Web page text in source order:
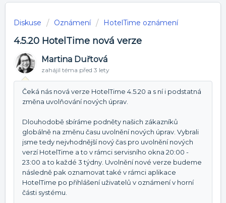
Diskuse Oznámení HotelTime oznámení
4.5.20 HotelTime nová verze
Martina Duřtová
zahájil téma před 3 lety
Čeká nás nová verze HotelTime 4.5.20 a s ní i podstatná
změna uvolňování nových úprav.
Dlouhodobě sbíráme podněty našich zákazníků
globálně na změnu času uvolnění nových úprav. Vybrali
jsme tedy nejvhodnější nový čas pro uvolnění nových
verzí HotelTime a to v rámci servisního okna 20:00 -
23:00 a to každé 3 týdny. Uvolnění nové verze budeme
následně pak oznamovat také v rámci aplikace
HotelTime po přihlášení uživatelů v oznámení v horní
části systému.